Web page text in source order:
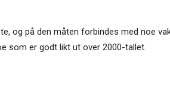
og på den måten forbindes med noe
som er godt likt ut over 2000-tallet.